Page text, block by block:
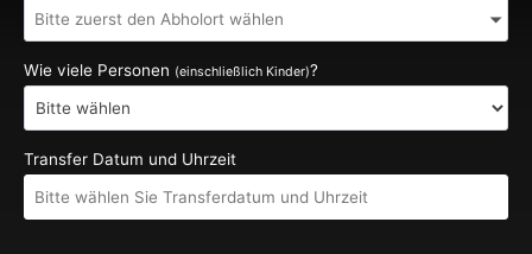
Wie viele Personen (einschließlich Kinder)?
Transfer Datum und Uhrzeit